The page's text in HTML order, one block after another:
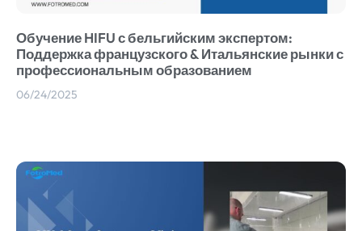
Обучение HIFU с бельгийским экспертом:
Поддержка французского & Итальянские рынки с
профессиональным образованием
06/24/2025